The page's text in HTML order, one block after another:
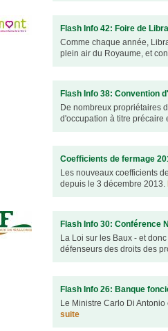
Flash Info 42: Foire de
Comme chaque année,
plein air du Royaume, et
Flash Info 38: Convention
De nombreux propriétaires
d'occupation à titre précaire
Coefficients de fermage
Les nouveaux coefficients
depuis le 3 décembre 2013.
Flash Info 30: Conférence
La Loi sur les Baux - et
défenseurs des droits des
Flash Info 26: Banque
Le Ministre Carlo Di
suite